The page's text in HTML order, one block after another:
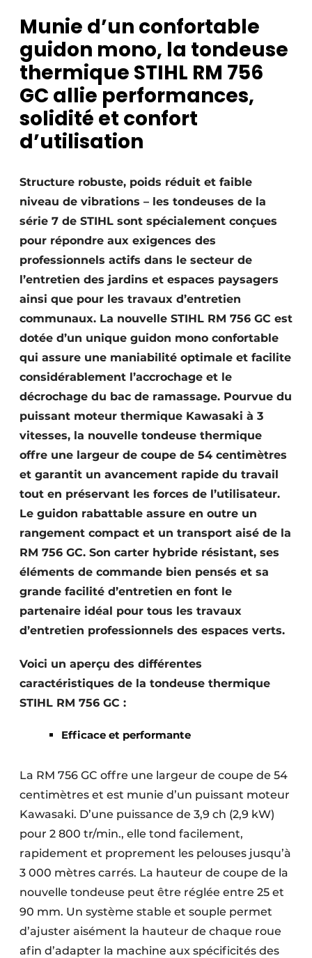
Termes et conditions
Video’s
Construction bois
Contrôle d’accès
Fondations
Géotextiles
Infrastructures souterraines et égouttage
Protection solaire
Rénovation
Software
Techniques ferroviaires
Travaux ferroviaires
Munie d’un confortable
guidon mono, la tondeuse
thermique STIHL RM 756
GC allie performances,
solidité et confort
d’utilisation
Structure robuste, poids réduit et faible
niveau de vibrations – les tondeuses de la
série 7 de STIHL sont spécialement conçues
pour répondre aux exigences des
professionnels actifs dans le secteur de
l’entretien des jardins et espaces paysagers
ainsi que pour les travaux d’entretien
communaux. La nouvelle STIHL RM 756 GC est
dotée d’un unique guidon mono confortable
qui assure une maniabilité optimale et facilite
considérablement l’accrochage et le
décrochage du bac de ramassage. Pourvue du
puissant moteur thermique Kawasaki à 3
vitesses, la nouvelle tondeuse thermique
offre une largeur de coupe de 54 centimètres
et garantit un avancement rapide du travail
tout en préservant les forces de l’utilisateur.
Le guidon rabattable assure en outre un
rangement compact et un transport aisé de la
RM 756 GC. Son carter hybride résistant, ses
éléments de commande bien pensés et sa
grande facilité d’entretien en font le
partenaire idéal pour tous les travaux
d’entretien professionnels des espaces verts.
Voici un aperçu des différentes
caractéristiques de la tondeuse thermique
STIHL RM 756 GC :
Efficace et performante
La RM 756 GC offre une largeur de coupe de 54
centimètres et est munie d’un puissant moteur
Kawasaki. D’une puissance de 3,9 ch (2,9 kW)
pour 2 800 tr/min., elle tond facilement,
rapidement et proprement les pelouses jusqu’à
3 000 mètres carrés. La hauteur de coupe de la
nouvelle tondeuse peut être réglée entre 25 et
90 mm. Un système stable et souple permet
d’ajuster aisément la hauteur de chaque roue
afin d’adapter la machine aux spécificités des